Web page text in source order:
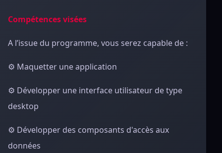
Compétences visées
A l’issue du programme, vous serez capable de :
⚙ Maquetter une application
⚙ Développer une interface utilisateur de type
desktop
⚙ Développer des composants d'accès aux
données